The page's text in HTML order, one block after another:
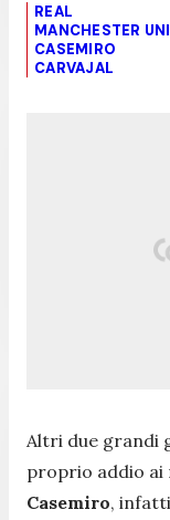
REAL
MANCHESTER
CASEMIRO
CARVAJAL
Altri due grandi
proprio addio ai
Casemiro,